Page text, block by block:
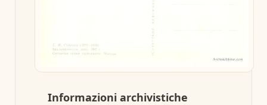
Informazioni archivistiche